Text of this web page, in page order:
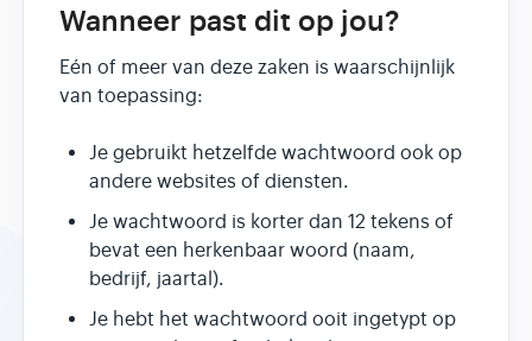
Wanneer past dit op jou?
Eén of meer van deze zaken is waarschijnlijk
van toepassing:
Je gebruikt hetzelfde wachtwoord ook op
andere websites of diensten.
Je wachtwoord is korter dan 12 tekens of
bevat een herkenbaar woord (naam,
bedrijf, jaartal).
Je hebt het wachtwoord ooit ingetypt op